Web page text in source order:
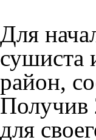
Для
сушиста
район,
Получив
для